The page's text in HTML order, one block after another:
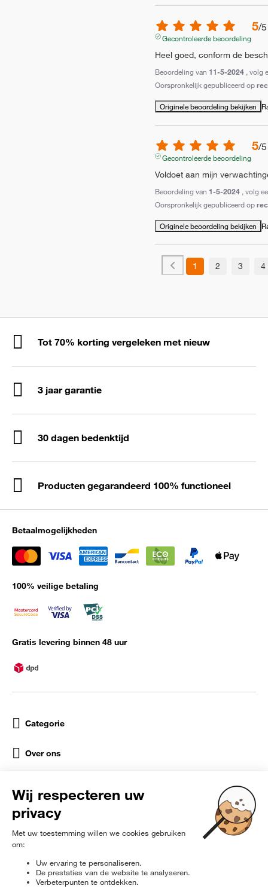
5/5
Gecontroleerde beoordeling
Heel goed, conform de
Beoordeling van 11-5-2024 , volg
Oorspronkelijk gepubliceerd op
Originele beoordeling bekijken
5/5
Gecontroleerde beoordeling
Voldoet aan mijn
Beoordeling van 1-5-2024 , volg
Oorspronkelijk gepubliceerd op
Originele beoordeling bekijken
1 2 3 4
Tot 70% korting vergeleken met nieuw
3 jaar garantie
30 dagen bedenktijd
Producten gegarandeerd 100% functioneel
Betaalmogelijkheden
100% veilige betaling
Gratis levering binnen 48 uur
Categorie
Over ons
Sociale netwerken